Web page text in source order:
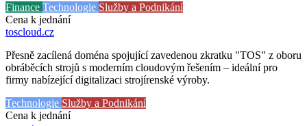
Finance Technologie Služby a Podnikání
Cena k jednání
toscloud.cz
Přesně zacílená doména spojující zavedenou zkratku "TOS" z oboru
obráběcích strojů s moderním cloudovým řešením – ideální pro
firmy nabízející digitalizaci strojírenské výroby.
Technologie Služby a Podnikání
Cena k jednání